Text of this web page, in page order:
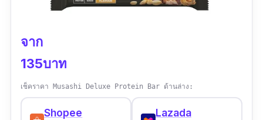
จาก
135บาท
เช็คราคา Musashi Deluxe Protein Bar ด้านล่าง:
Shopee
Lazada